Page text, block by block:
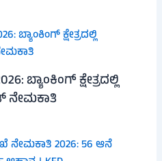
ಬ್ಯಾಂಕಿಂಗ್ ಕ್ಷೇತ್ರದಲ್ಲಿ
ನೇಮಕಾತಿ